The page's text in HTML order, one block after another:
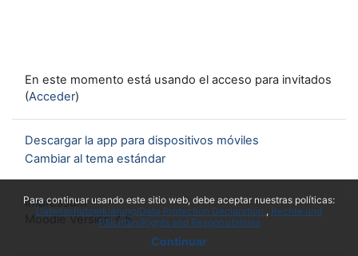
Para continuar usando este sitio web, debe aceptar nuestras políticas:
Datenschutzerklärung/Data Protection Declaration
Rechte und
Pflichten/Rights and Responsibilities
Continuar
En este momento está usando el acceso para invitados
(Acceder)
Descargar la app para dispositivos móviles
Cambiar al tema estándar
Impressum
Moodle Version 4.5